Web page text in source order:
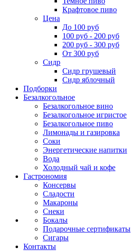
Крафтовое пиво
Цена
До 100 руб
100 руб - 200 руб
200 руб - 300 руб
От 300 руб
Сидр
Сидр грушевый
Сидр яблочный
Подборки
Безалкогольное
Безалкогольное вино
Безалкогольное игристое
Безалкогольное пиво
Лимонады и газировка
Соки
Энергетические напитки
Вода
Холодный чай и кофе
Гастрономия
Консервы
Сладости
Макароны
Снеки
Бокалы
Подарочные сертификаты
Сигары
Контакты